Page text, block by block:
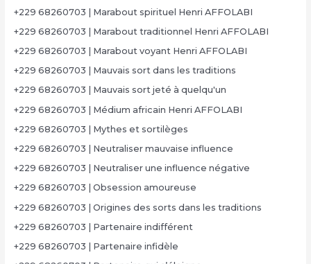
+229 68260703 | Marabout spirituel Henri AFFOLABI
+229 68260703 | Marabout traditionnel Henri AFFOLABI
+229 68260703 | Marabout voyant Henri AFFOLABI
+229 68260703 | Mauvais sort dans les traditions
+229 68260703 | Mauvais sort jeté à quelqu'un
+229 68260703 | Médium africain Henri AFFOLABI
+229 68260703 | Mythes et sortilèges
+229 68260703 | Neutraliser mauvaise influence
+229 68260703 | Neutraliser une influence négative
+229 68260703 | Obsession amoureuse
+229 68260703 | Origines des sorts dans les traditions
+229 68260703 | Partenaire indifférent
+229 68260703 | Partenaire infidèle